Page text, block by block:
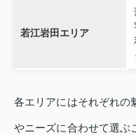
若江岩田エリア
各エリアにはそれぞれの
やニーズに合わせて選ぶ